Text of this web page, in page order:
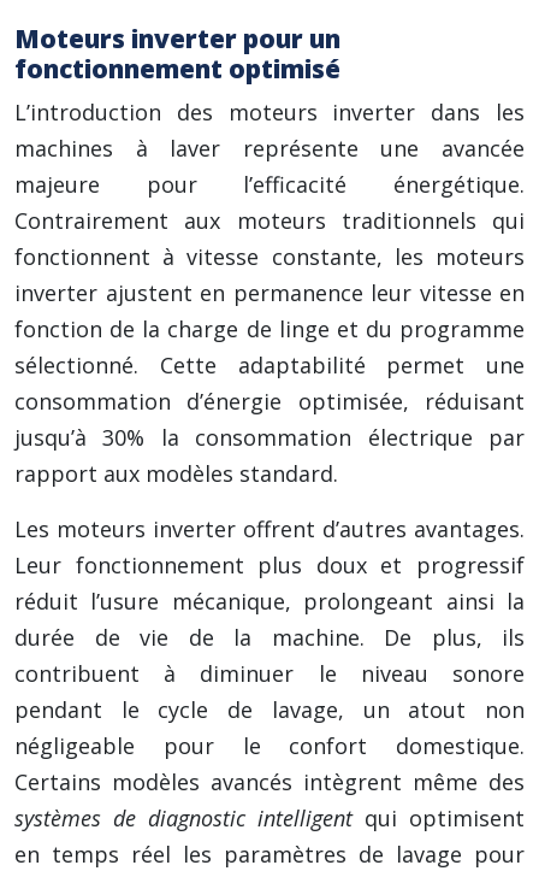
Moteurs inverter pour un
fonctionnement optimisé
L’introduction des moteurs inverter dans les
machines à laver représente une avancée
majeure pour l’efficacité énergétique.
Contrairement aux moteurs traditionnels qui
fonctionnent à vitesse constante, les moteurs
inverter ajustent en permanence leur vitesse en
fonction de la charge de linge et du programme
sélectionné. Cette adaptabilité permet une
consommation d’énergie optimisée, réduisant
jusqu’à 30% la consommation électrique par
rapport aux modèles standard.
Les moteurs inverter offrent d’autres avantages.
Leur fonctionnement plus doux et progressif
réduit l’usure mécanique, prolongeant ainsi la
durée de vie de la machine. De plus, ils
contribuent à diminuer le niveau sonore
pendant le cycle de lavage, un atout non
négligeable pour le confort domestique.
Certains modèles avancés intègrent même des
systèmes de diagnostic intelligentqui optimisent
en temps réel les paramètres de lavage pour